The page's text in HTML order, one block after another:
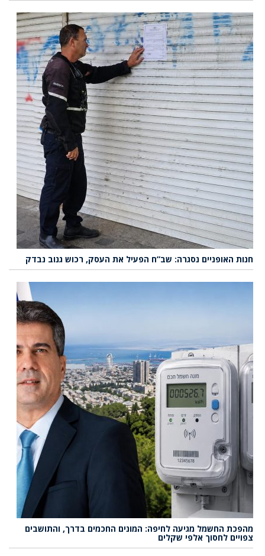
חנות האופניים נסגרה: שב”ח הפעיל את העסק, רכוש גנוב נבדק
מהפכת החשמל מגיעה לחיפה: המונים החכמים בדרך, והתושבים
צפויים לחסוך אלפי שקלים